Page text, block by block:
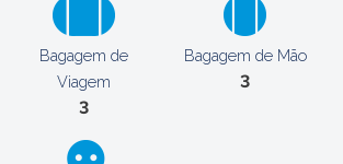
Bagagem de
Viagem
3
Bagagem de Mão
3